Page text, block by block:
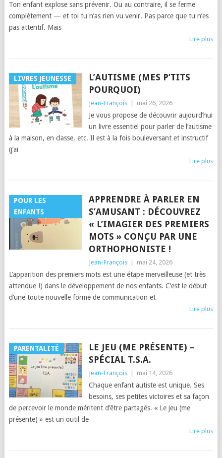
Ton enfant explose sans prévenir. Ou au contraire, il se ferme
complètement — et toi tu n’as rien vu venir. Pas parce que tu n’es
pas attentif. Mais
Lire plus
LIVRES JEUNESSE
L’AUTISME (MES P’TITS
POURQUOI)
Jean-François mai 26, 2026
Je vous propose de découvrir aujourd’hui
un livre essentiel pour parler de l’autisme
à la maison, en classe, etc. Il est à la fois bouleversant et instructif
(j’ai
Lire plus
POUR LES
ENFANTS
APPRENDRE À PARLER EN
S’AMUSANT : DÉCOUVREZ
« L’IMAGIER DES PREMIERS
MOTS » CONÇU PAR UNE
ORTHOPHONISTE !
Jean-François mai 24, 2026
L’apparition des premiers mots est une étape merveilleuse (et très
attendue !) dans le développement de nos enfants. C’est le début
d’une toute nouvelle forme de communication et
Lire plus
PARENTALITÉ
LE JEU (ME PRÉSENTE) –
SPÉCIAL T.S.A.
Jean-François mai 14, 2026
Chaque enfant autiste est unique. Ses
besoins, ses petites victoires et sa façon
de percevoir le monde méritent d’être partagés. « Le jeu (me
présente) » est un outil de
Lire plus